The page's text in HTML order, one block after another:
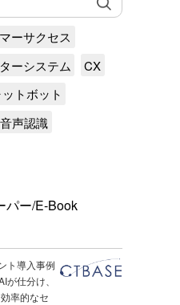
ーサクセス
ーシステム
CX
トボット
音声認識
パー/E-Book
ト導入事例
仕分け、
率的なセ